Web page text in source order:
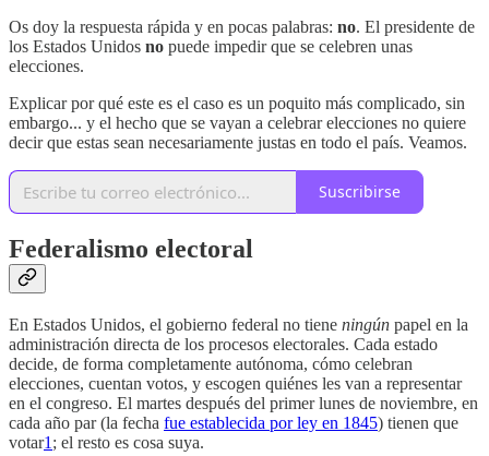
Os doy la respuesta rápida y en pocas palabras: no. El presidente de
los Estados Unidos no puede impedir que se celebren unas
elecciones.
Explicar por qué este es el caso es un poquito más complicado, sin
embargo... y el hecho que se vayan a celebrar elecciones no quiere
decir que estas sean necesariamente justas en todo el país. Veamos.
Suscribirse
Federalismo electoral
En Estados Unidos, el gobierno federal no tiene ningún papel en la
administración directa de los procesos electorales. Cada estado
decide, de forma completamente autónoma, cómo celebran
elecciones, cuentan votos, y escogen quiénes les van a representar
en el congreso. El martes después del primer lunes de noviembre, en
cada año par (la fecha fue establecida por ley en 1845) tienen que
votar1 ; el resto es cosa suya.